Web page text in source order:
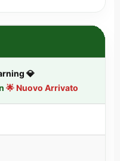
💎
🌟 Nuovo Arrivato